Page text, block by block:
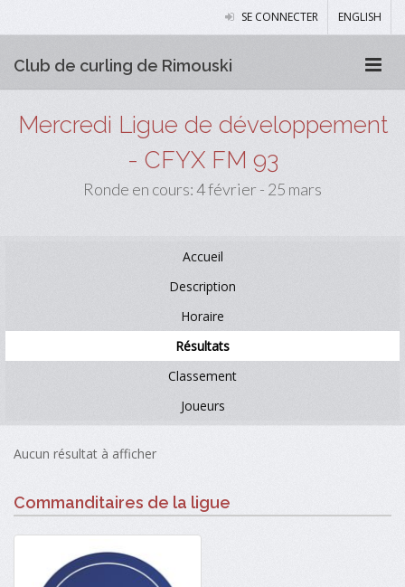
SE CONNECTER ENGLISH
Club de curling de Rimouski
Mercredi Ligue de développement
- CFYX FM 93
Ronde en cours: 4 février - 25 mars
Accueil
Description
Horaire
Résultats
Classement
Joueurs
Aucun résultat à afficher
Commanditaires de la ligue